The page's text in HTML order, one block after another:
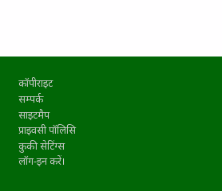
Footer
कॉपीराइट
सम्पर्क
साइटमैप
प्राइवसी पॉलिसि
कुकी सेटिंग्स
लॉग-इन करें।